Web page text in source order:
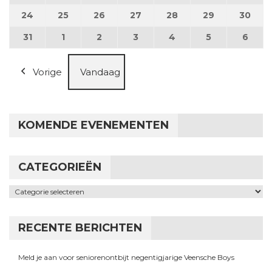
24 24 augustus 2026
25 25 augustus 2026
26 26 augustus 2026
27 27 augustus 2026
28 28 augustus 2026
29 29 30
3131 augustus 2026
1 1 september 2026
2 2 september 2026
3 3 september 2026
4 4 september 2026
5 5 6
Vorige Vandaag
KOMENDE EVENEMENTEN
CATEGORIEËN
Categorieën
RECENTE BERICHTEN
Meld je aan voor seniorenontbijt negentigjarige Veensche Boys